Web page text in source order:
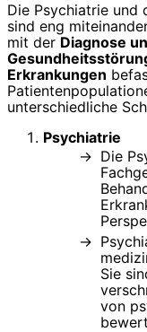
Die Psychiatrie und
sind eng
mit der Diagnose
Erkrankungen
unterschiedliche
Psychiatrie
Die
Sie
von